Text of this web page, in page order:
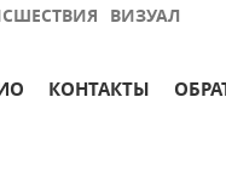
ВИЗУАЛ
КОНТАКТЫ